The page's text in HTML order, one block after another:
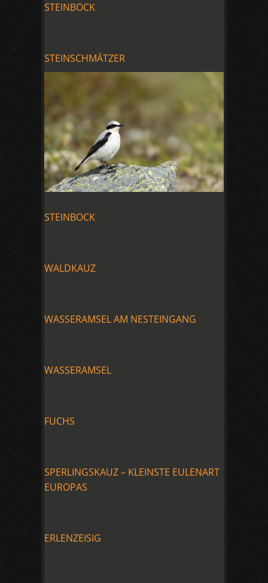
STEINBOCK
STEINSCHMÄTZER
STEINBOCK
WALDKAUZ
WASSERAMSEL AM NESTEINGANG
WASSERAMSEL
FUCHS
SPERLINGSKAUZ – KLEINSTE EULENART
EUROPAS
ERLENZEISIG